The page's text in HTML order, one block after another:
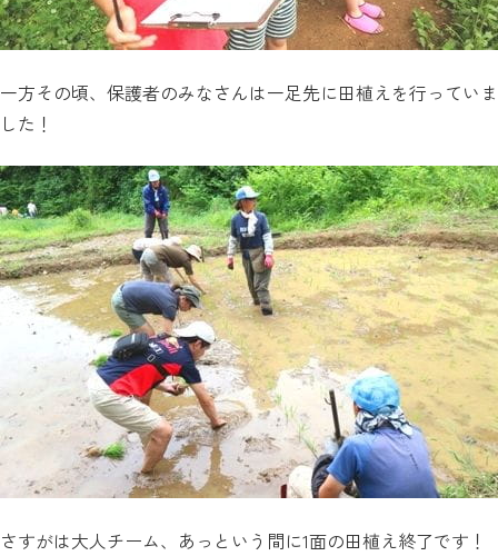
一方その頃、保護者のみなさんは一足先に田植えを行っていま
した！
さすがは大人チーム、あっという間に1面の田植え終了です！